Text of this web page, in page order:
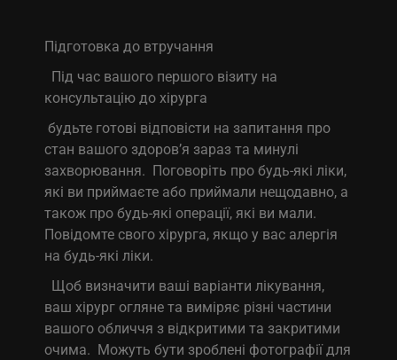
Підготовка до втручання
Під час вашого першого візиту на
консультацію до хірурга
будьте готові відповісти на запитання про
стан вашого здоров’я зараз та минулі
захворювання. Поговоріть про будь-які ліки,
які ви приймаєте або приймали нещодавно, а
також про будь-які операції, які ви мали.
Повідомте свого хірурга, якщо у вас алергія
на будь-які ліки.
Щоб визначити ваші варіанти лікування,
ваш хірург огляне та виміряє різні частини
вашого обличчя з відкритими та закритими
очима. Можуть бути зроблені фотографії для